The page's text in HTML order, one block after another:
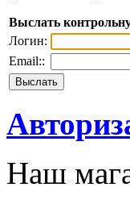
Выслать
Логин:
Email::
Наш